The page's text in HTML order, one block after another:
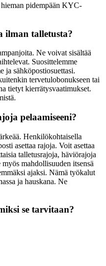
pidempään KYC-
ilman talletusta?
Ne voivat sisältää
Suosittelemme
ja sähköpostiosuettasi.
tervetulobonukseen tai
tietyt kierrätysvaatimukset.
pelaamiseeni?
Henkilökohtaisella
asettaa rajoja. Voit asettaa
talletusrajoja, häviörajoja
mahdollisuuden itsensä
ajaksi. Nämä työkalut
ja hauskana. Ne
se tarvitaan?